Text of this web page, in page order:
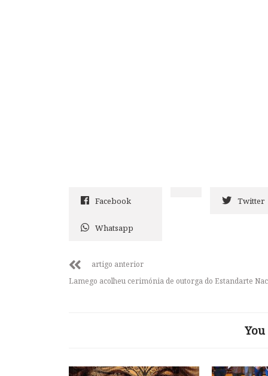
Facebook Twitter
Whatsapp
artigo anterior
Lamego acolheu cerimónia de outorga do Estandarte